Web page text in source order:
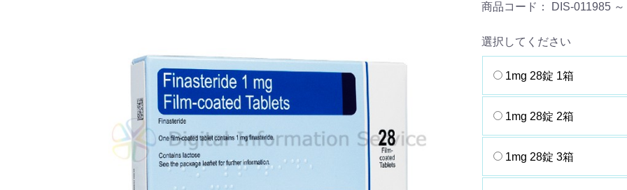
商品コード： DIS-011985
選択してください
1mg 28錠 1箱
1mg 28錠 2箱
1mg 28錠 3箱